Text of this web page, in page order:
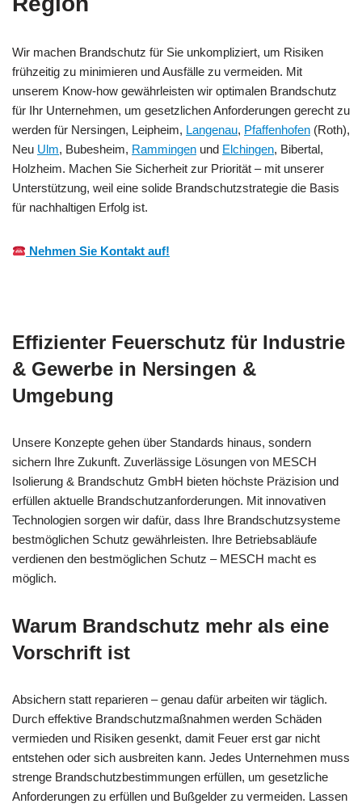
Wir machen Brandschutz für Sie unkompliziert, um Risiken
frühzeitig zu minimieren und Ausfälle zu vermeiden. Mit
unserem Know-how gewährleisten wir optimalen Brandschutz
für Ihr Unternehmen, um gesetzlichen Anforderungen gerecht zu
werden für Nersingen, Leipheim, Langenau, Pfaffenhofen (Roth),
Neu Ulm, Bubesheim, Rammingen und Elchingen, Bibertal,
Holzheim. Machen Sie Sicherheit zur Priorität – mit unserer
Unterstützung, weil eine solide Brandschutzstrategie die Basis
für nachhaltigen Erfolg ist.
Nehmen Sie Kontakt auf!
Effizienter Feuerschutz für Industrie
& Gewerbe in Nersingen &
Umgebung
Unsere Konzepte gehen über Standards hinaus, sondern
sichern Ihre Zukunft. Zuverlässige Lösungen von MESCH
Isolierung & Brandschutz GmbH bieten höchste Präzision und
erfüllen aktuelle Brandschutzanforderungen. Mit innovativen
Technologien sorgen wir dafür, dass Ihre Brandschutzsysteme
bestmöglichen Schutz gewährleisten. Ihre Betriebsabläufe
verdienen den bestmöglichen Schutz – MESCH macht es
möglich.
Warum Brandschutz mehr als eine
Vorschrift ist
Absichern statt reparieren – genau dafür arbeiten wir täglich.
Durch effektive Brandschutzmaßnahmen werden Schäden
vermieden und Risiken gesenkt, damit Feuer erst gar nicht
entstehen oder sich ausbreiten kann. Jedes Unternehmen muss
strenge Brandschutzbestimmungen erfüllen, um gesetzliche
Anforderungen zu erfüllen und Bußgelder zu vermeiden. Lassen